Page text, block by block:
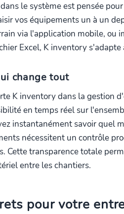
le système est pensée
vos équipements un à un
via l'application mobile, ou
Excel, K inventory
change tout
K inventory dans la gestion
en temps réel sur
instantanément savoir quel
nécessitent un contrôle
Cette transparence totale
entre les chantiers.
pour votre